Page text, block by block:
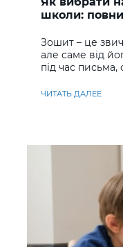
школи:
Зошит – це
але саме від
під час письма,
ЧИТАТЬ ДАЛЕЕ